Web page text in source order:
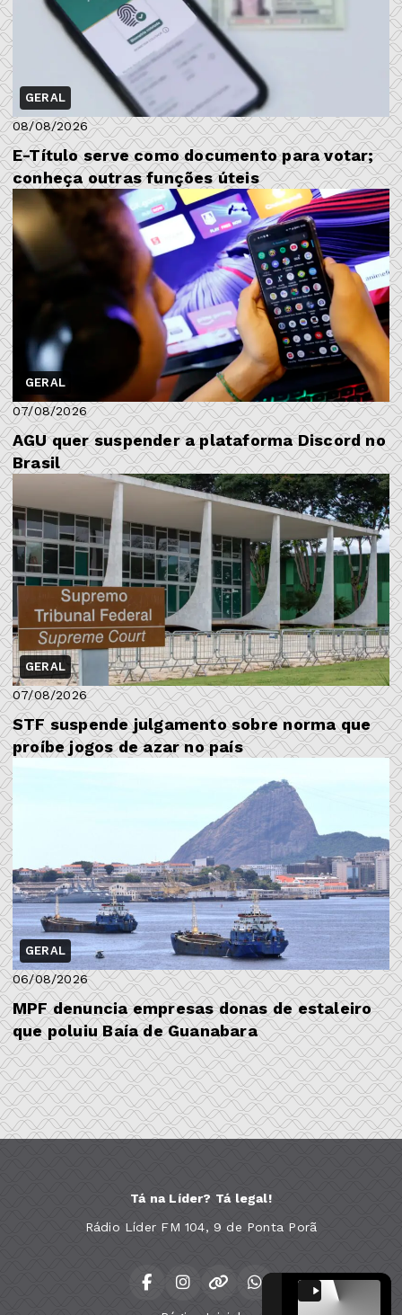
GERAL
08/08/2026
E-Título serve como documento para votar;
conheça outras funções úteis
GERAL
07/08/2026
AGU quer suspender a plataforma Discord no
Brasil
GERAL
07/08/2026
STF suspende julgamento sobre norma que
proíbe jogos de azar no país
GERAL
06/08/2026
MPF denuncia empresas donas de estaleiro
que poluiu Baía de Guanabara
Tá na Líder? Tá legal!
Rádio Líder FM 104, 9 de Ponta Porã